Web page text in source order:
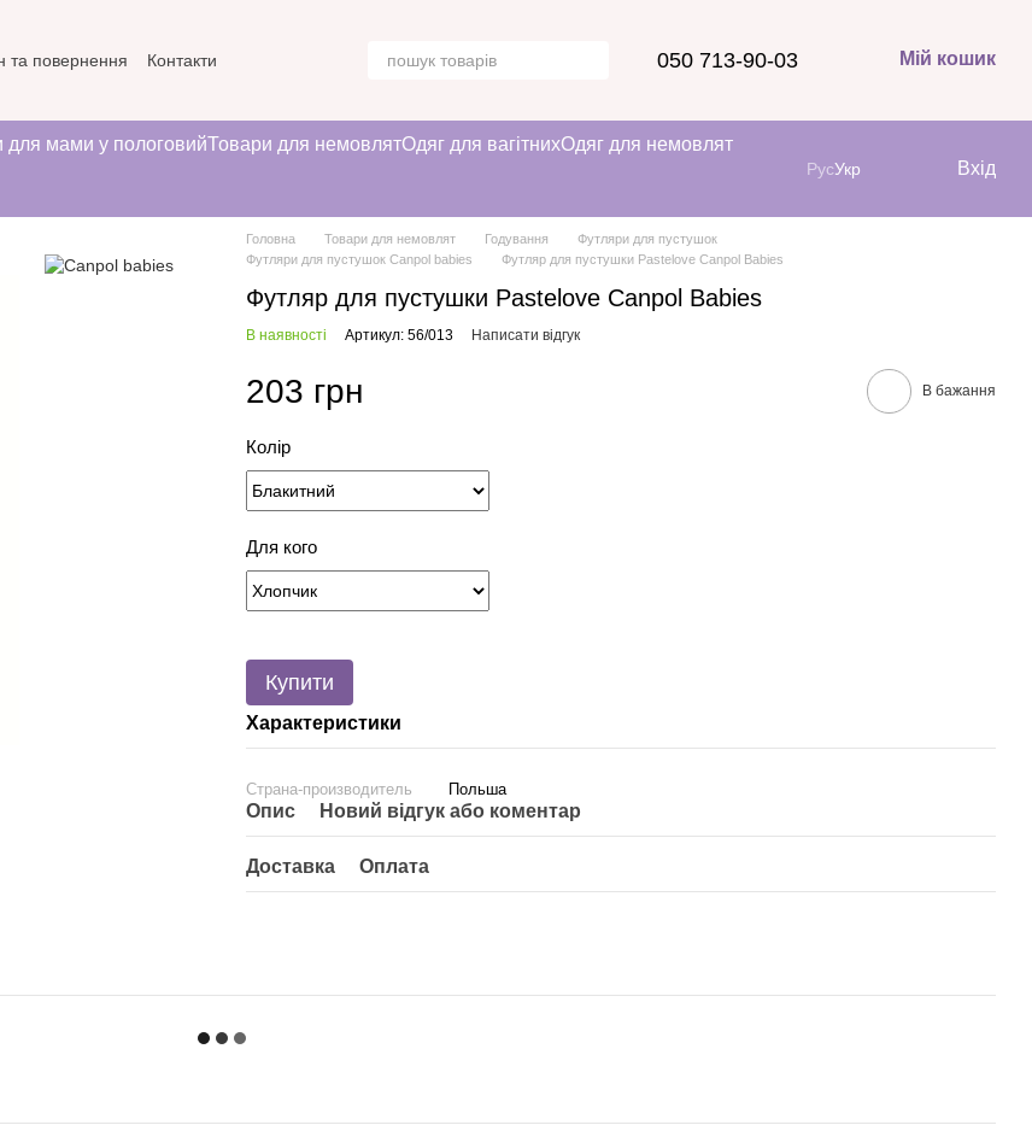
та повернення
Контакти
050 713-90-03 Мій кошик
для мами у пологовийТовари для немовлятОдяг для вагітнихОдяг для немовлят
РусУкр Вхід
Головна Товари для немовлят Годування
Футляри для пустушок
Футляри для пустушок Canpol babies
Футляр для пустушки Pastelove Canpol Babies
Футляр для пустушки Pastelove Canpol Babies
В наявності Артикул: 56/013 Написати відгук
203 грн В бажання
Колір
Для кого
Купити
Характеристики
Страна-производитель Польша
Опис Новий відгук або коментар
Доставка Оплата